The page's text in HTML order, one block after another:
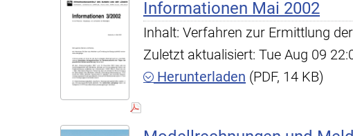
Informationen Mai 2002
Inhalt: Verfahren zur Ermittlung
Zuletzt aktualisiert: Tue Aug 09
Herunterladen (PDF, 14 KB)